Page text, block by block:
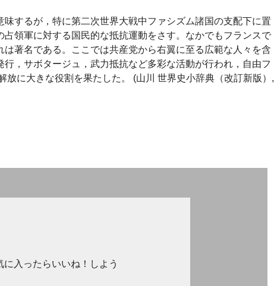
するが，特に第二次世界大戦中ファシズム諸国の支配下に置
領軍に対する国民的な抵抗運動をさす。なかでもフランスで
著名である。ここでは共産党から右翼に至る広範な人々を含
，サボタージュ，武力抵抗など多彩な活動が行われ，自由フ
に大きな役割を果たした。 (山川 世界史小辞典（改訂新版）,
に入ったらいいね！しよう